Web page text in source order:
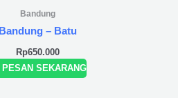
Bandung
Bandung – Batu
Rp650.000
PESAN SEKARANG